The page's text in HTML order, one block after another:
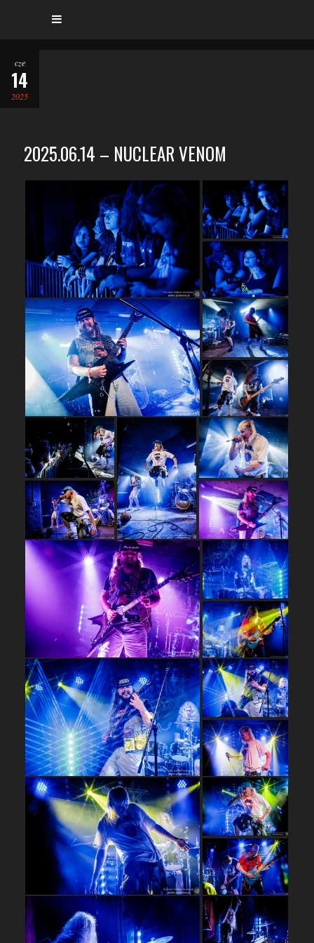
cze
14
2025
2025.06.14 – NUCLEAR VENOM
…
…
…
…
…
…
…
…
…
…
…
…
…